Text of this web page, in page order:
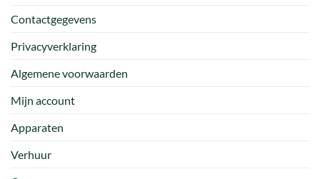
Contactgegevens
Privacyverklaring
Algemene voorwaarden
Mijn account
Apparaten
Verhuur